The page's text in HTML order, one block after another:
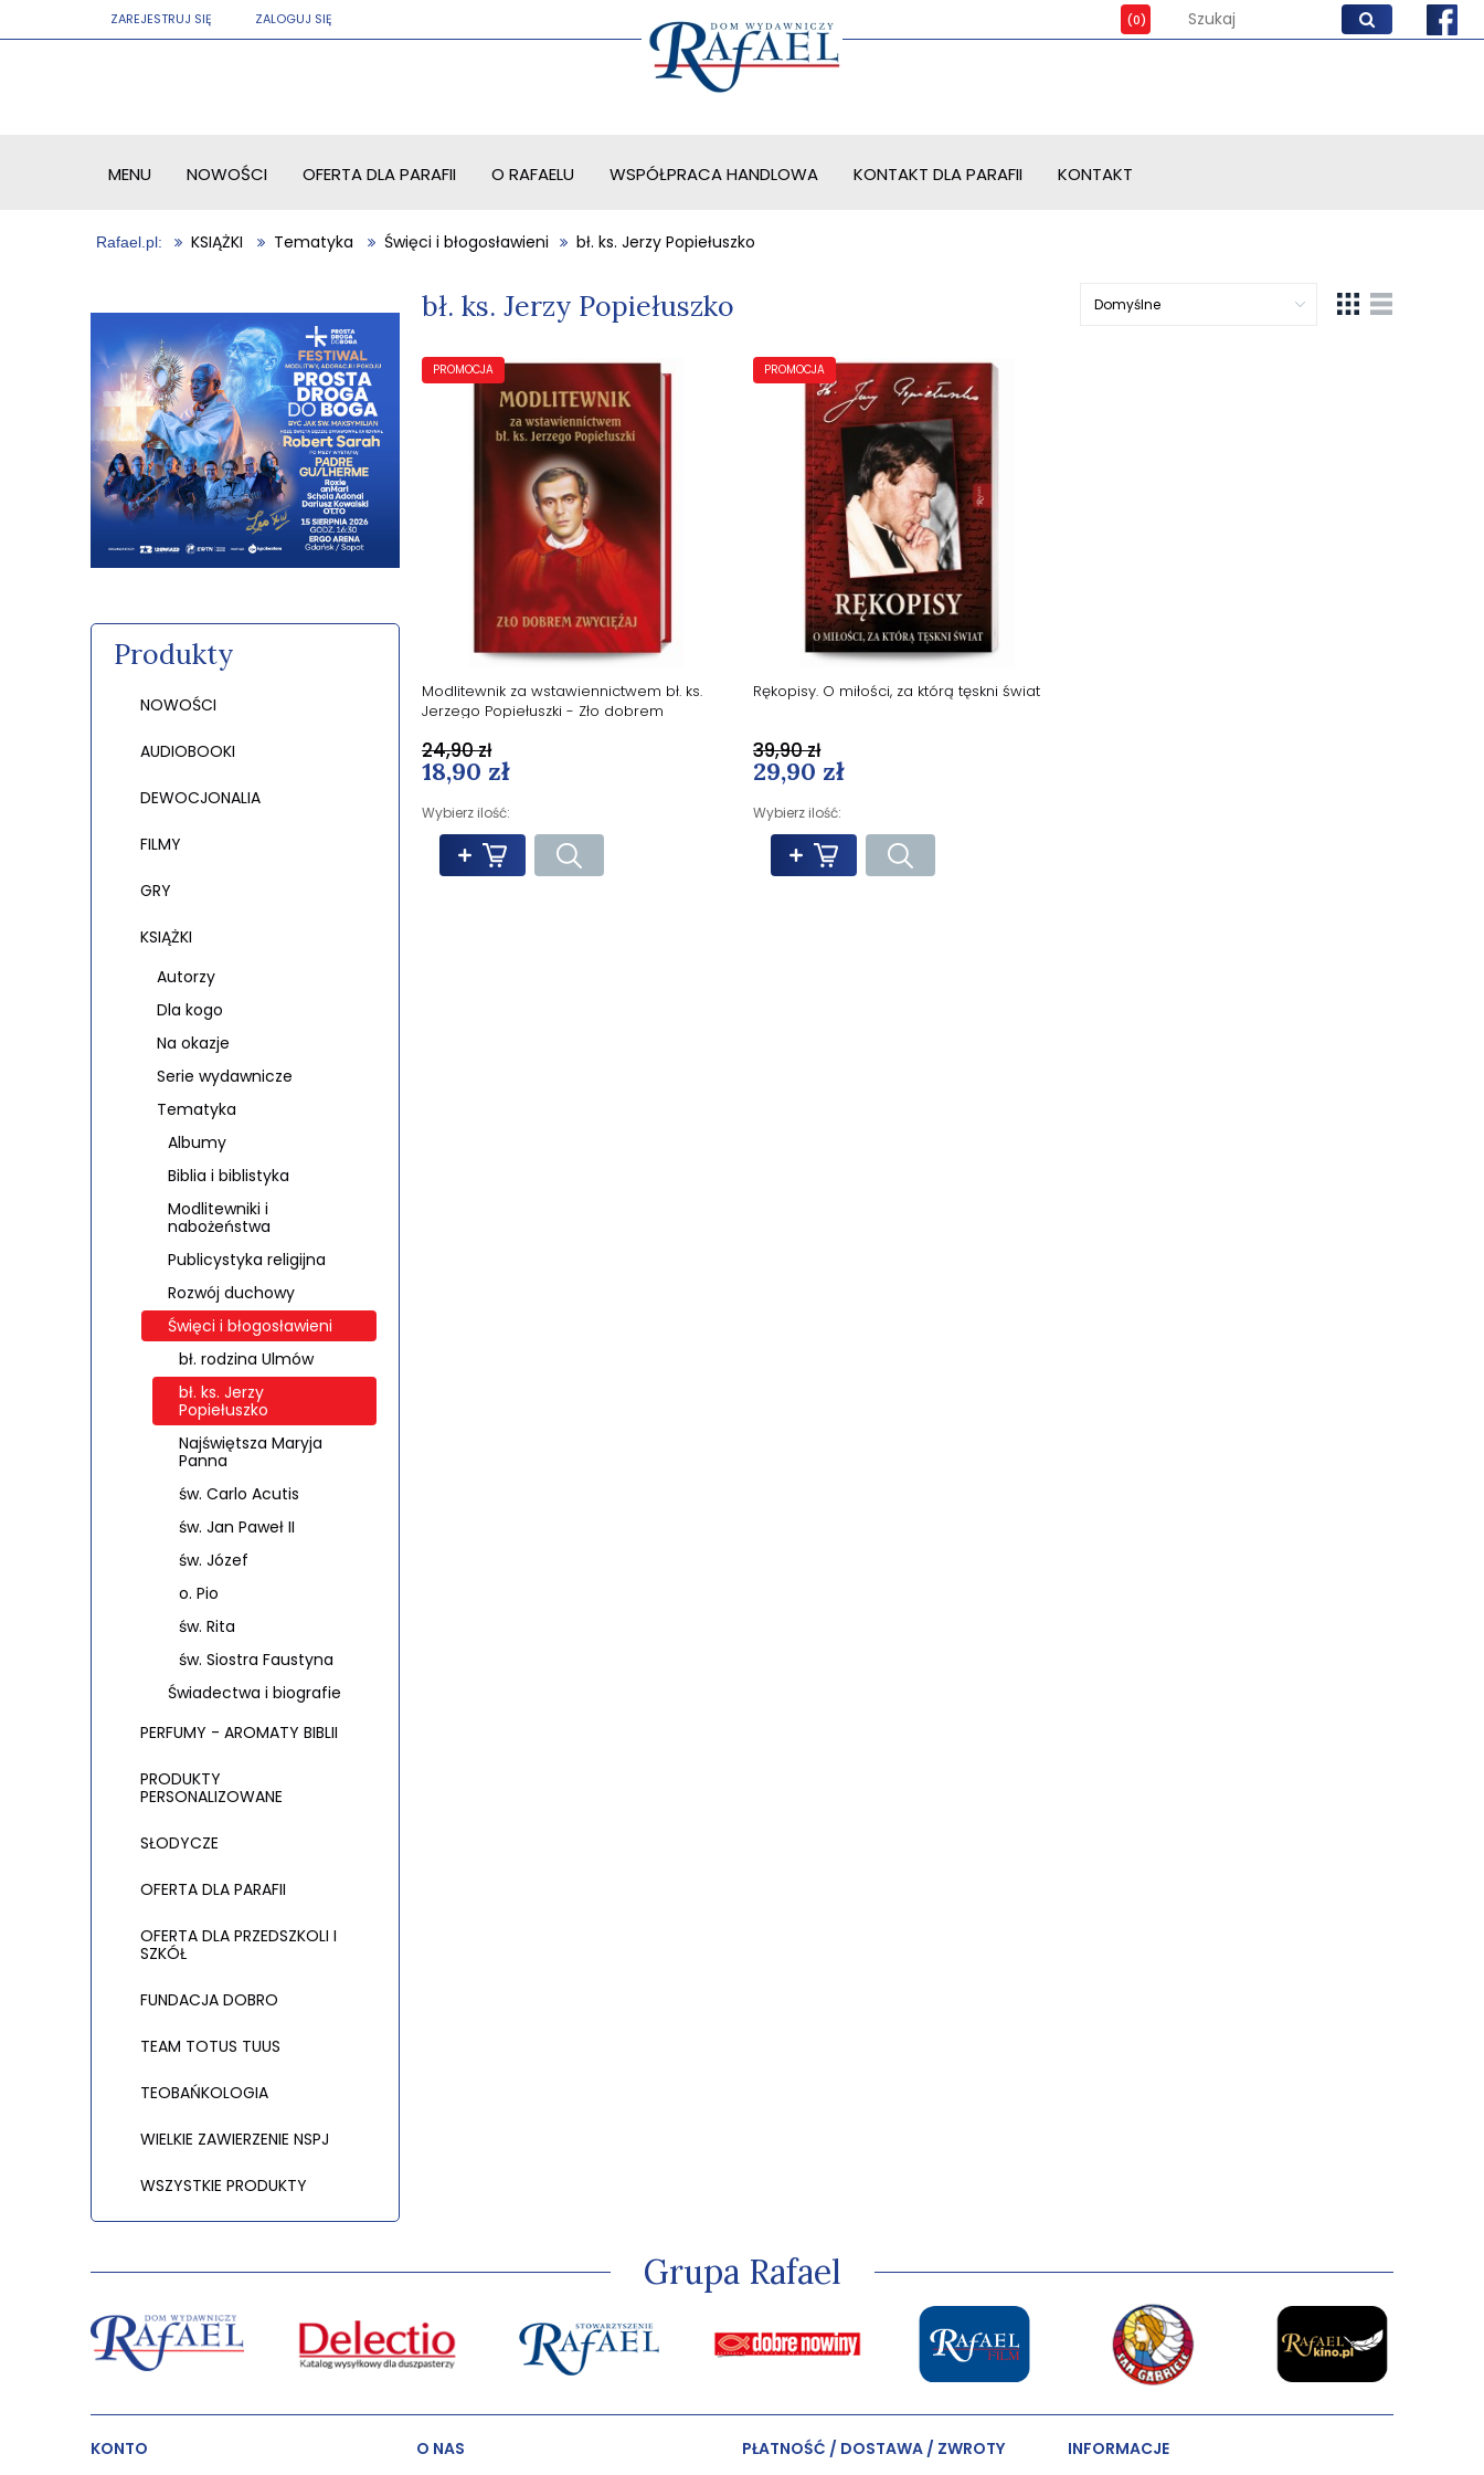
ZAREJESTRUJ SIĘ ZALOGUJ SIĘ
MENU NOWOŚCI OFERTA DLA PARAFII O RAFAELU WSPÓŁPRACA HANDLOWA KONTAKT DLA PARAFII KONTAKT
KSIĄŻKI Tematyka Święci i błogosławieni bł. ks. Jerzy Popiełuszko
Produkty
NOWOŚCI
AUDIOBOOKI
DEWOCJONALIA
FILMY
GRY
KSIĄŻKI
Autorzy
Dla kogo
Na okazje
Serie wydawnicze
Tematyka
Albumy
Biblia i biblistyka
Modlitewniki i
nabożeństwa
Publicystyka religijna
Rozwój duchowy
Święci i błogosławieni
bł. rodzina Ulmów
bł. ks. Jerzy
Popiełuszko
Najświętsza Maryja
Panna
św. Carlo Acutis
św. Jan Paweł II
św. Józef
o. Pio
św. Rita
św. Siostra Faustyna
Świadectwa i biografie
PERFUMY - AROMATY BIBLII
PRODUKTY
PERSONALIZOWANE
SŁODYCZE
OFERTA DLA PARAFII
OFERTA DLA PRZEDSZKOLI I
SZKÓŁ
FUNDACJA DOBRO
TEAM TOTUS TUUS
TEOBAŃKOLOGIA
WIELKIE ZAWIERZENIE NSPJ
WSZYSTKIE PRODUKTY
bł. ks. Jerzy Popiełuszko
Modlitewnik za wstawiennictwem bł. ks.
Jerzego Popiełuszki - Zło dobrem
18,90 zł
Wybierz ilość:
24,90 zł
PROMOCJA
Rękopisy. O miłości, za którą tęskni świat
29,90 zł
Wybierz ilość:
39,90 zł
PROMOCJA
Grupa Rafael
KONTO O NAS PŁATNOŚĆ / DOSTAWA / ZWROTY INFORMACJE